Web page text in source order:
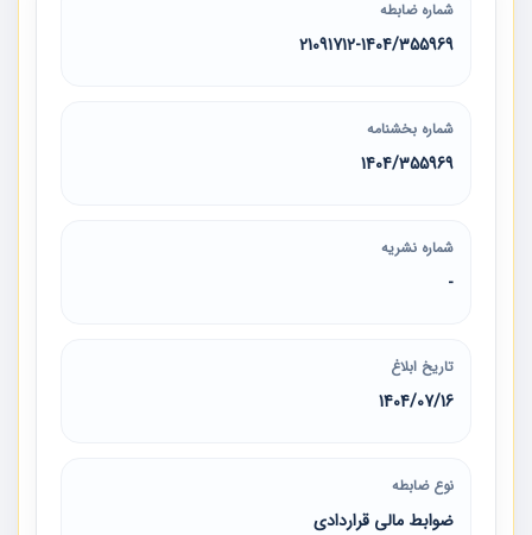
شماره ضابطه
21091712-1404/355969
شماره بخشنامه
1404/355969
شماره نشریه
-
تاریخ ابلاغ
1404/07/16
نوع ضابطه
ضوابط مالی قراردادی